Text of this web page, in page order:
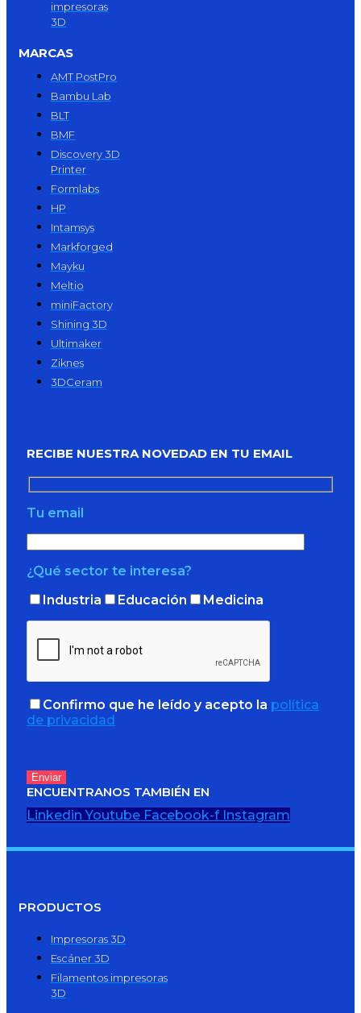
impresoras
3D
MARCAS
AMT PostPro
Bambu Lab
BLT
BMF
Discovery 3D
Printer
Formlabs
HP
Intamsys
Markforged
Mayku
Meltio
miniFactory
Shining 3D
Ultimaker
Ziknes
3DCeram
RECIBE NUESTRA NOVEDAD EN TU EMAIL
Tu email
¿Qué sector te interesa?
Industria
Educación Medicina
Confirmo que he leído y acepto la política
de privacidad
ENCUENTRANOS TAMBIÉN EN
Linkedin Youtube Facebook-f Instagram
PRODUCTOS
Impresoras 3D
Escáner 3D
Filamentos impresoras
3D